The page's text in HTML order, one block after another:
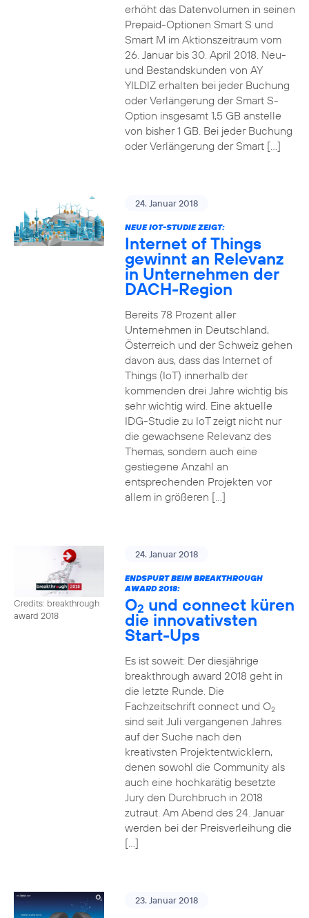
erhöht das Datenvolumen in seinen
Prepaid-Optionen Smart S und
Smart M im Aktionszeitraum vom
26. Januar bis 30. April 2018. Neu-
und Bestandskunden von AY
YILDIZ erhalten bei jeder Buchung
oder Verlängerung der Smart S-
Option insgesamt 1,5 GB anstelle
von bisher 1 GB. Bei jeder Buchung
oder Verlängerung der Smart […]
24. Januar 2018
NEUE IOT-STUDIE ZEIGT:
Internet of Things
gewinnt an Relevanz
in Unternehmen der
DACH-Region
Bereits 78 Prozent aller
Unternehmen in Deutschland,
Österreich und der Schweiz gehen
davon aus, dass das Internet of
Things (IoT) innerhalb der
kommenden drei Jahre wichtig bis
sehr wichtig wird. Eine aktuelle
IDG-Studie zu IoT zeigt nicht nur
die gewachsene Relevanz des
Themas, sondern auch eine
gestiegene Anzahl an
entsprechenden Projekten vor
allem in größeren […]
Credits: breakthrough
award 2018
24. Januar 2018
ENDSPURT BEIM BREAKTHROUGH
AWARD 2018:
O2 und connect küren
die innovativsten
Start-Ups
Es ist soweit: Der diesjährige
breakthrough award 2018 geht in
die letzte Runde. Die
Fachzeitschrift connect und O2
sind seit Juli vergangenen Jahres
auf der Suche nach den
kreativsten Projektentwicklern,
denen sowohl die Community als
auch eine hochkarätig besetzte
Jury den Durchbruch in 2018
zutraut. Am Abend des 24. Januar
werden bei der Preisverleihung die
[…]
23. Januar 2018